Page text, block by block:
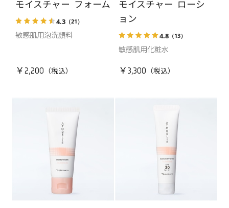
モイスチャー フォーム
4.3 （21）
敏感肌用泡洗顔料
￥2,200
モイスチャー ローシ
ョン
4.8（13）
敏感肌用化粧水
￥3,300